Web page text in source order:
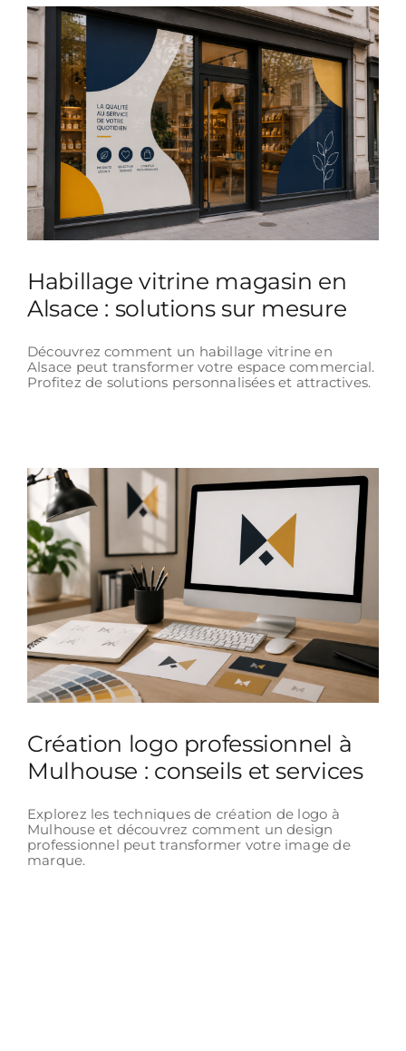
Habillage vitrine magasin en
Alsace : solutions sur mesure
Découvrez comment un habillage vitrine en
Alsace peut transformer votre espace commercial.
Profitez de solutions personnalisées et attractives.
Création logo professionnel à
Mulhouse : conseils et services
Explorez les techniques de création de logo à
Mulhouse et découvrez comment un design
professionnel peut transformer votre image de
marque.